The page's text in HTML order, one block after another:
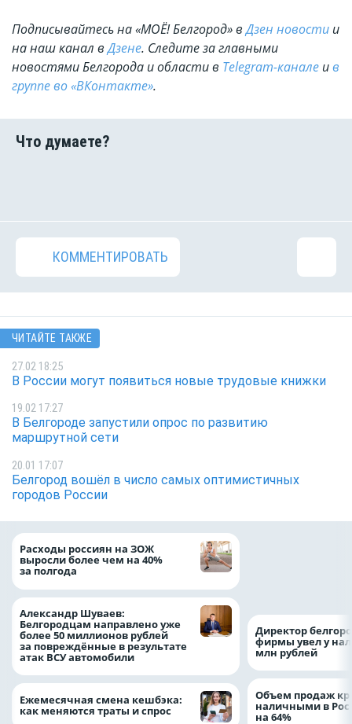
Подписывайтесь на «МОЁ! Белгород» вДзен новости и
на наш канал вДзене. Cледите за главными
новостями Белгорода и области в Telegram-канале ив
группе во «ВКонтакте».
КОММЕНТИРОВАТЬ
ЧИТАЙТЕ ТАКЖЕ
27.02 18:25
В России могут появиться новые трудовые книжки
19.02 17:27
В Белгороде запустили опрос по развитию
маршрутной сети
20.01 17:07
Белгород вошёл в число самых оптимистичных
городов России
Расходы россиян на ЗОЖ
выросли более чем на 40%
за полгода
Александр Шуваев:
Белгородцам направлено уже
более 50 миллионов рублей
за повреждённые в результате
атак ВСУ автомобили
Ежемесячная смена кешбэка:
как меняются траты и спрос
Директор
фирмы увел у
млн рублей
Объем продаж
наличными в
на 64%